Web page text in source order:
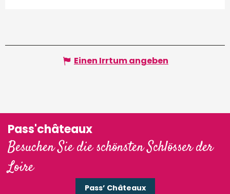
Einen Irrtum angeben
Pass'châteaux
Besuchen Sie die schönsten Schlösser der
Loire
Pass’ Châteaux